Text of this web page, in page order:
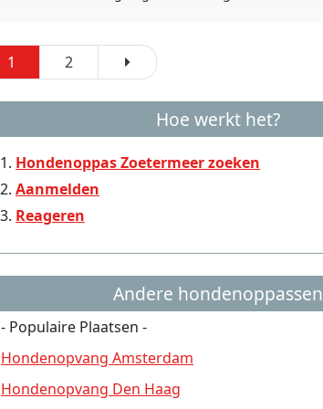
1 2
Hoe werkt het?
Hondenoppas Zoetermeer zoeken
Aanmelden
Reageren
Andere hondenoppassen
- Populaire Plaatsen -
Hondenopvang Amsterdam
Hondenopvang Den Haag